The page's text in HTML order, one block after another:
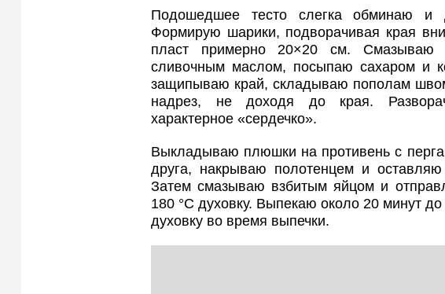
Подошедшее тесто слегка обминаю
Формирую шарики, подворачивая края
пласт примерно 20×20 см. Смазываю
сливочным маслом, посыпаю сахаром и
защипываю край, складываю пополам
надрез, не доходя до края.
характерное «сердечко».
Выкладываю плюшки на противень с
друга, накрываю полотенцем и
Затем смазываю взбитым яйцом и
180 °C духовку. Выпекаю около 20 минут
духовку во время выпечки.